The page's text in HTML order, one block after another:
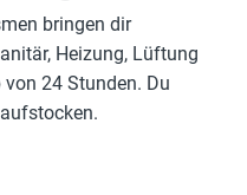
bringen dir
Heizung, Lüftung
24 Stunden. Du